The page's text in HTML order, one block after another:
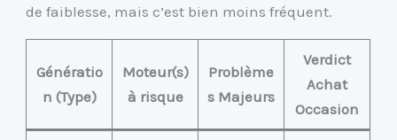
de faiblesse, mais c’est bien moins fréquent.
Génératio
n (Type)
Moteur(s)
à risque
Problème
s Majeurs
Verdict
Achat
Occasion